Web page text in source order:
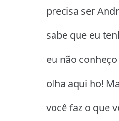
precisa ser
sabe que eu
eu não
olha aqui ho!
você faz o que